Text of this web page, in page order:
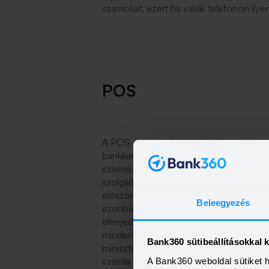
Beleegyezés
Bank360 sütibeállításokkal
A Bank360 weboldal sütiket
számokat, ezért ha valaki telefonon
POS
A POS az a terminál a boltokban,
bankkártyánkkal. A hárombetűs szó az
származik, és a készpénzmentes
szolgáltatót, amely ilyen módon
először az Egyesült Államokban
azonban csak egyes boltok vagy
elterjedés csak később, az 1980-as
mindenki által használható terminálok.
miniszter
azt szeretné, ha a bankok a
számla rendezése mellett egy Tip-